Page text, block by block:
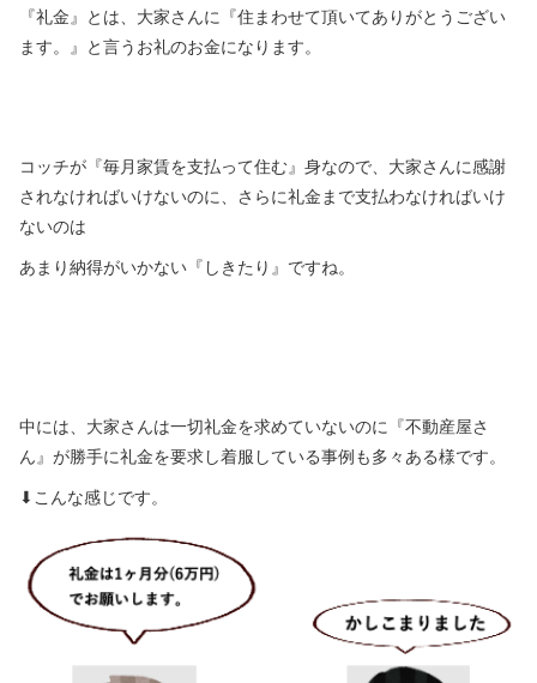
『礼金』とは、大家さんに『住まわせて頂いてありがとうござい
ます。』と言うお礼のお金になります。
コッチが『毎月家賃を支払って住む』身なので、大家さんに感謝
されなければいけないのに、さらに礼金まで支払わなければいけ
ないのは
あまり納得がいかない『しきたり』ですね。
中には、大家さんは一切礼金を求めていないのに『不動産屋さ
ん』が勝手に礼金を要求し着服している事例も多々ある様です。
⬇︎こんな感じです。